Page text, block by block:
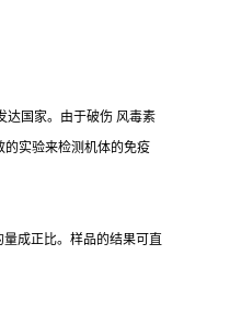
达国家。由于破伤 风毒素
实验来检测机体的免疫
成正比。样品的结果可直